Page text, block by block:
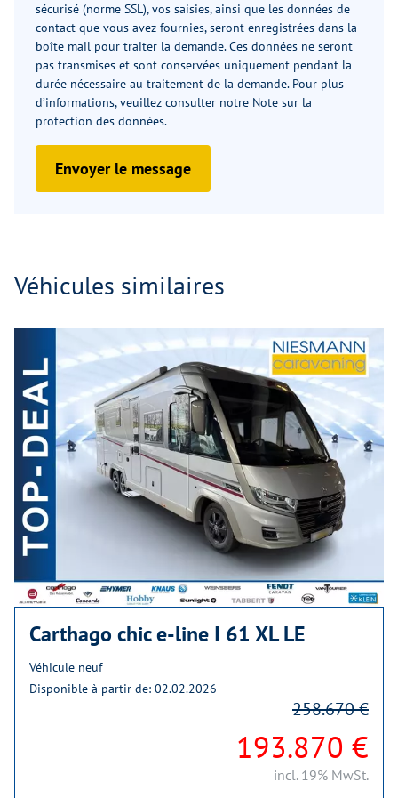
sécurisé (norme SSL), vos saisies, ainsi que les données de
contact que vous avez fournies, seront enregistrées dans la
boîte mail pour traiter la demande. Ces données ne seront
pas transmises et sont conservées uniquement pendant la
durée nécessaire au traitement de la demande. Pour plus
d’informations, veuillez consulter notre Note sur la
protection des données.
Envoyer le message
Véhicules similaires
Carthago chic e-line I 61 XL LE
Véhicule neuf
Disponible à partir de: 02.02.2026
193.870 €
258.670 €
incl. 19% MwSt.